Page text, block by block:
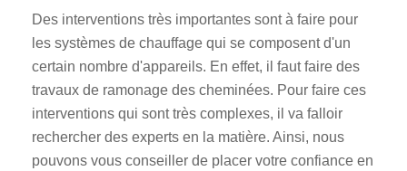
Des interventions très importantes sont à faire pour
les systèmes de chauffage qui se composent d'un
certain nombre d'appareils. En effet, il faut faire des
travaux de ramonage des cheminées. Pour faire ces
interventions qui sont très complexes, il va falloir
rechercher des experts en la matière. Ainsi, nous
pouvons vous conseiller de placer votre confiance en